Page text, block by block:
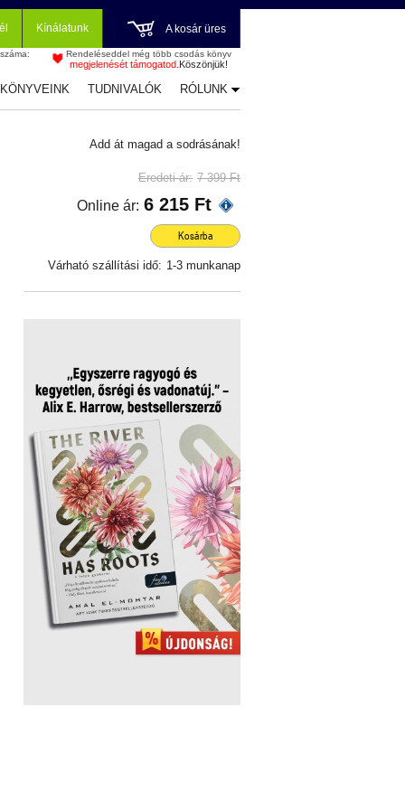
Kínálatunk A kosár üres
Rendeléseddel még több csodás könyv
megjelenését támogatod. Köszönjük!
TUDNIVALÓK RÓLUNK
Add át magad a sodrásának!
Eredeti ár: 7 399 Ft
Online ár: 6 215 Ft
Kosárba
Várható szállítási idő: 1-3 munkanap